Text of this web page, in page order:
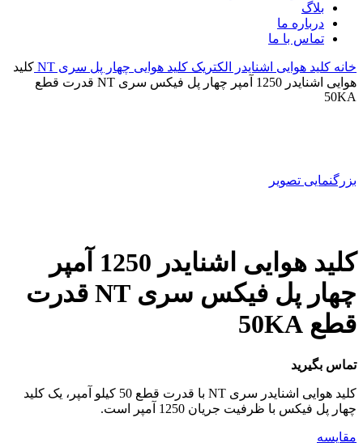
بلاگ
درباره ما
تماس با ما
خانه کلید هوایی اشنایدر الکتریک کلید هوایی چهار پل سری NT
کليد
هوایی اشنایدر 1250 آمپر چهار پل فیکس سری NT قدرت قطع
50KA
بزرگنمایی تصویر
کليد هوایی اشنایدر 1250 آمپر
چهار پل فیکس سری NT قدرت
قطع 50KA
تماس بگیرید
کلید هوایی اشنایدر سری NT با قدرت قطع 50 کیلو آمپر، یک کلید
چهار پل فیکس با ظرفیت جریان 1250 آمپر است.
مقایسه